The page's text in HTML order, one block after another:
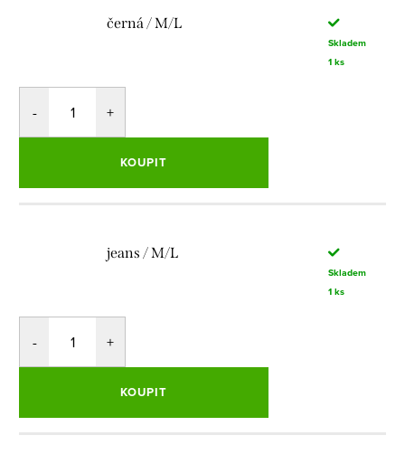
černá / M/L
Skladem
1 ks
KOUPIT
jeans / M/L
Skladem
1 ks
KOUPIT